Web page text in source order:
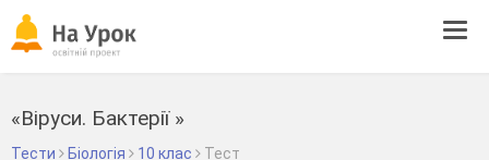
«Віруси. Бактерії »
Тести Біологія 10 клас Тест